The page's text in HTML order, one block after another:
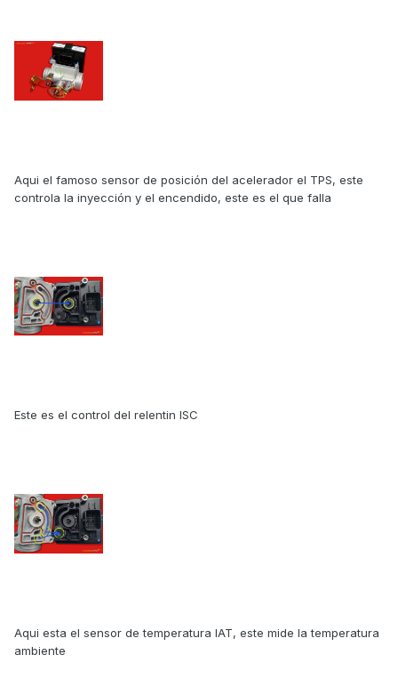
Aqui el famoso sensor de posición del acelerador el TPS, este
controla la inyección y el encendido, este es el que falla
Este es el control del relentin ISC
Aqui esta el sensor de temperatura IAT, este mide la temperatura
ambiente